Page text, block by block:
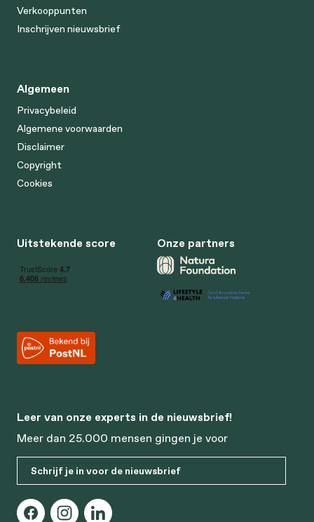
Verkooppunten
Inschrijven nieuwsbrief
Algemeen
Privacybeleid
Algemene voorwaarden
Disclaimer
Copyright
Cookies
Uitstekende score Onze partners
Leer van onze experts in de nieuwsbrief!
Meer dan 25.000 mensen gingen je voor
Schrijf je in voor de nieuwsbrief